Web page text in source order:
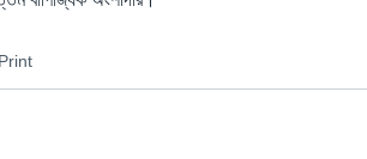
Print